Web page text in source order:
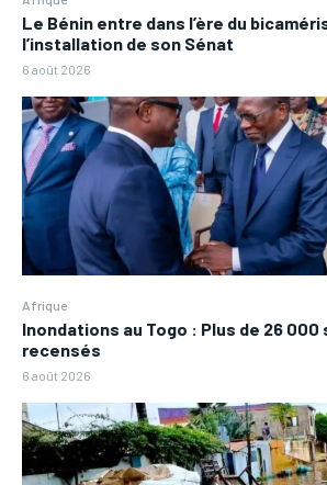
Le Bénin entre dans l’ère du
l’installation de son Sénat
6 août 2026
Afrique
Inondations au Togo : Plus de 26
recensés
6 août 2026